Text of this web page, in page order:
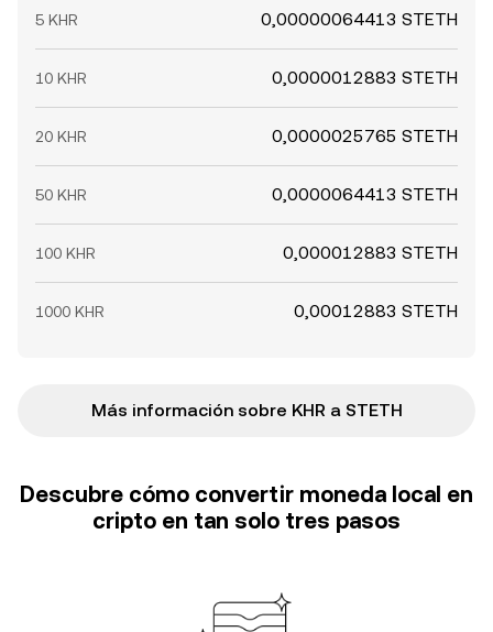
5 KHR 0,00000064413 STETH
10 KHR 0,0000012883 STETH
20 KHR 0,0000025765 STETH
50 KHR 0,0000064413 STETH
100 KHR 0,000012883 STETH
1000 KHR 0,00012883 STETH
Más información sobre KHR a STETH
Descubre cómo convertir moneda local en
cripto en tan solo tres pasos